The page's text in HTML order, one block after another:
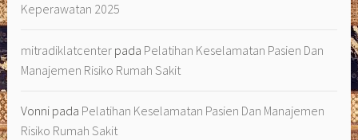
Keperawatan 2025
mitradiklatcenter pada Pelatihan Keselamatan Pasien Dan
Manajemen Risiko Rumah Sakit
Vonni pada Pelatihan Keselamatan Pasien Dan Manajemen
Risiko Rumah Sakit